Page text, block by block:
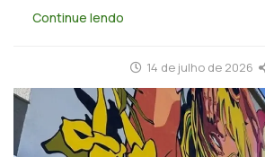
Continue lendo
14 de julho de 2026